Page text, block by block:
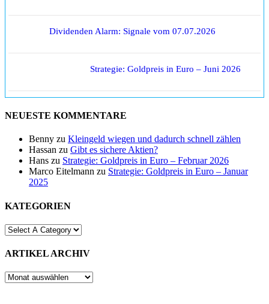
Dividenden Alarm: Signale vom 07.07.2026
Strategie: Goldpreis in Euro – Juni 2026
NEUESTE KOMMENTARE
Benny zu Kleingeld wiegen und dadurch schnell zählen
Hassan zu Gibt es sichere Aktien?
Hans zu Strategie: Goldpreis in Euro – Februar 2026
Marco Eitelmann zu Strategie: Goldpreis in Euro – Januar
2025
KATEGORIEN
ARTIKEL ARCHIV
ARTIKEL